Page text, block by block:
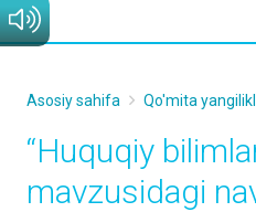
Asosiy sahifa Qo'mita
“Huquqiy
mavzusidagi